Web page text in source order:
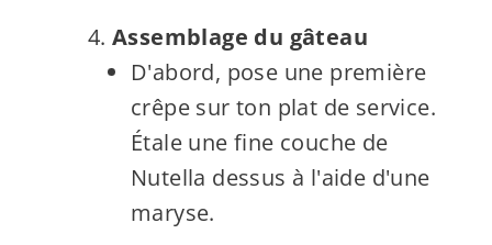
Assemblage du gâteau
D'abord, pose une première
crêpe sur ton plat de service.
Étale une fine couche de
Nutella dessus à l'aide d'une
maryse.